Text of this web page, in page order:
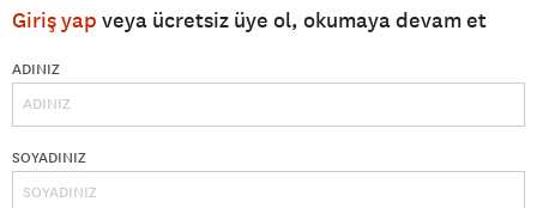
Giriş yap veya ücretsiz üye ol, okumaya devam et
ADINIZ
SOYADINIZ